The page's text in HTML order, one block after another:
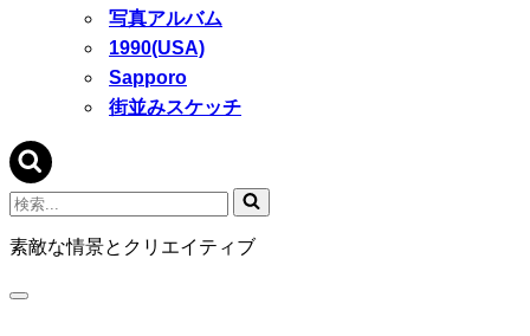
写真アルバム
1990(USA)
Sapporo
街並みスケッチ
検
索...
素敵な情景とクリエイティブ
ナ